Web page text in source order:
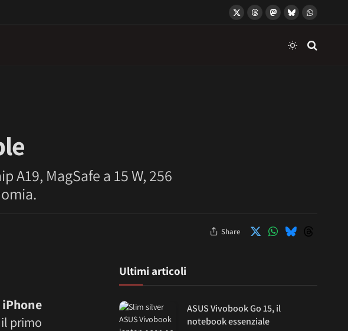
X
ThreadsMastodon
BlueskyWhatsApp
A19, MagSafe a 15 W, 256
Share
iPhone
primo
Ultimi articoli
ASUS Vivobook Go 15, il
notebook essenziale